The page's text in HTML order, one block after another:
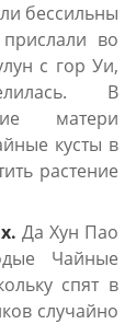
бессильны
во
с гор Уи,
В
матери
кусты в
растение
Да Хун Пао
Чайные
спят в
случайно